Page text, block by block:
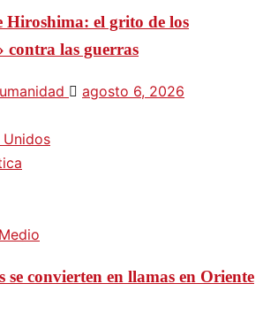
Hiroshima: el grito de los
contra las guerras
agosto 6, 2026
Unidos
se convierten en llamas en Oriente